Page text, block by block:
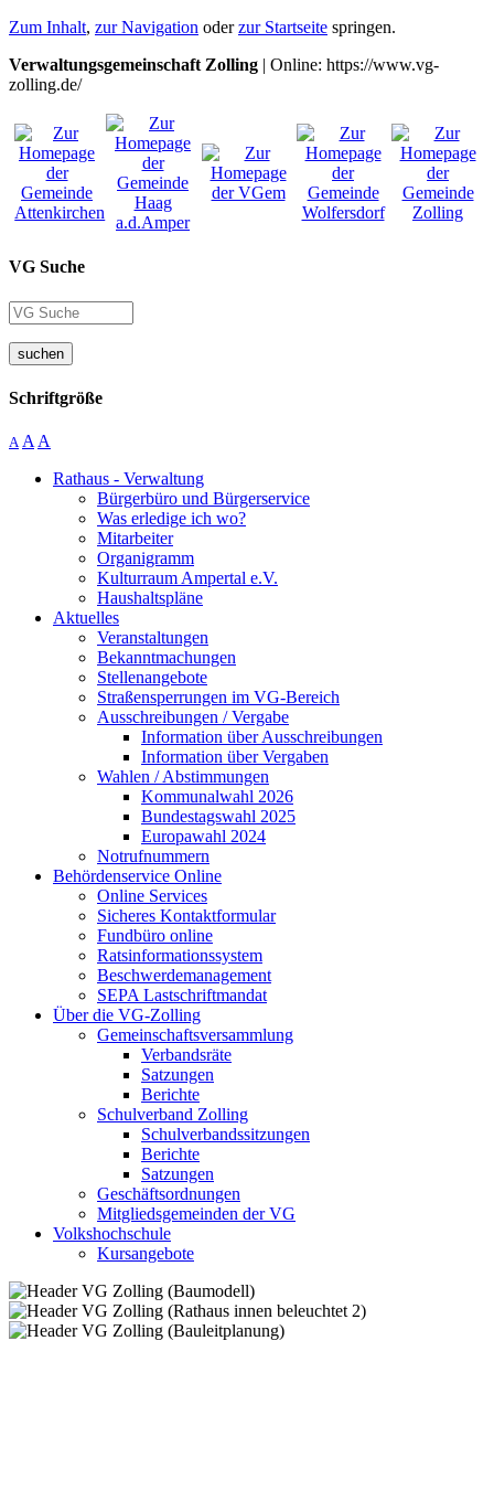
Zum Inhalt, zur Navigation oderzur Startseite springen.
Verwaltungsgemeinschaft Zolling | Online: https://www.vg-
zolling.de/
VG Suche
suchen
Schriftgröße
A A A
Rathaus - Verwaltung
Bürgerbüro und Bürgerservice
Was erledige ich wo?
Mitarbeiter
Organigramm
Kulturraum Ampertal e.V.
Haushaltspläne
Aktuelles
Veranstaltungen
Bekanntmachungen
Stellenangebote
Straßensperrungen im VG-Bereich
Ausschreibungen / Vergabe
Information über Ausschreibungen
Information über Vergaben
Wahlen / Abstimmungen
Kommunalwahl 2026
Bundestagswahl 2025
Europawahl 2024
Notrufnummern
Behördenservice Online
Online Services
Sicheres Kontaktformular
Fundbüro online
Ratsinformationssystem
Beschwerdemanagement
SEPA Lastschriftmandat
Über die VG-Zolling
Gemeinschaftsversammlung
Verbandsräte
Satzungen
Berichte
Schulverband Zolling
Schulverbandssitzungen
Berichte
Satzungen
Geschäftsordnungen
Mitgliedsgemeinden der VG
Volkshochschule
Kursangebote